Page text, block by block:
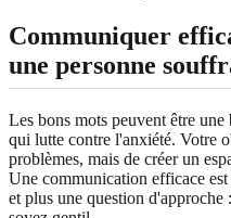
Communiquer
une personne
Les bons mots peuvent être
qui lutte contre l'anxiété. Votre
problèmes, mais de créer un
Une communication efficace
et plus une question d'approche